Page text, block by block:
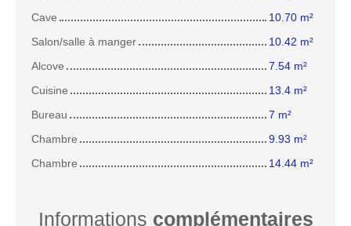
Cave
10.70 m²
Salon/salle à manger
10.42 m²
Alcove
7.54 m²
Cuisine
13.4 m²
Bureau
7 m²
Chambre
9.93 m²
Chambre
14.44 m²
Informations complémentaires